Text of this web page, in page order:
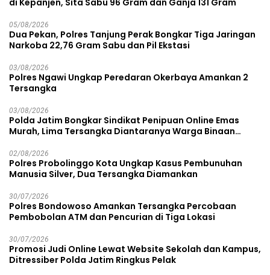
di Kepanjen, Sita Sabu 96 Gram dan Ganja 131 Gram
05/08/2026
Dua Pekan, Polres Tanjung Perak Bongkar Tiga Jaringan
Narkoba 22,76 Gram Sabu dan Pil Ekstasi
03/08/2026
Polres Ngawi Ungkap Peredaran Okerbaya Amankan 2
Tersangka
03/08/2026
Polda Jatim Bongkar Sindikat Penipuan Online Emas
Murah, Lima Tersangka Diantaranya Warga Binaan
02/08/2026
Polres Probolinggo Kota Ungkap Kasus Pembunuhan
Manusia Silver, Dua Tersangka Diamankan
30/07/2026
Polres Bondowoso Amankan Tersangka Percobaan
Pembobolan ATM dan Pencurian di Tiga Lokasi
30/07/2026
Promosi Judi Online Lewat Website Sekolah dan Kampus,
Ditressiber Polda Jatim Ringkus Pelak